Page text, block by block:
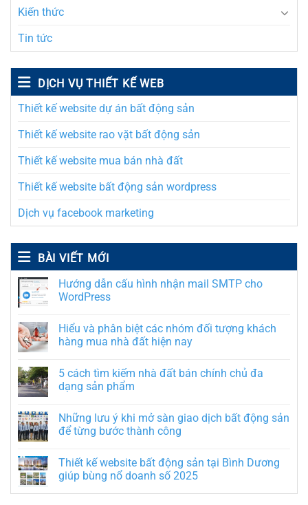
Kiến thức
Tin tức
DỊCH VỤ THIẾT KẾ WEB
Thiết kế website dự án bất động sản
Thiết kế website rao vặt bất động sản
Thiết kế website mua bán nhà đất
Thiết kế website bất động sản wordpress
Dịch vụ facebook marketing
BÀI VIẾT MỚI
Hướng dẫn cấu hình nhận mail SMTP cho
WordPress
Hiểu và phân biệt các nhóm đối tượng khách
hàng mua nhà đất hiện nay
5 cách tìm kiếm nhà đất bán chính chủ đa
dạng sản phẩm
Những lưu ý khi mở sàn giao dịch bất động sản
để từng bước thành công
Thiết kế website bất động sản tại Bình Dương
giúp bùng nổ doanh số 2025